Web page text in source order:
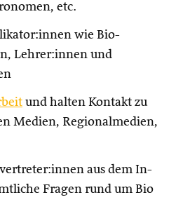
etc.
wie Bio-
Lehrer:innen und
und halten Kontakt zu
Medien, Regionalmedien,
aus dem In-
Fragen rund um Bio